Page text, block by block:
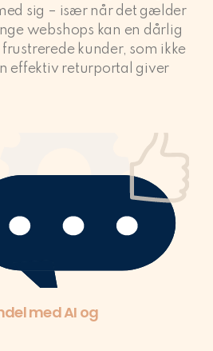
sig – især når det gælder
webshops kan en dårlig
kunder, som ikke
effektiv returportal giver
med AI og